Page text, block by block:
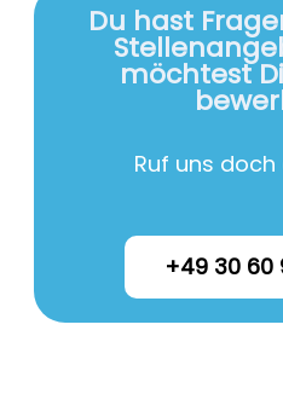
Du hast
möchtest
Ruf uns
+49 30 60